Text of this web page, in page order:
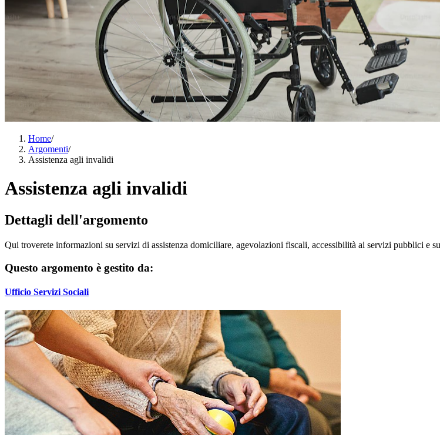
Home/
Argomenti/
Assistenza agli invalidi
Assistenza agli invalidi
Dettagli dell'argomento
Qui troverete informazioni su servizi di assistenza domiciliare, agevolazioni fiscali, accessibilità ai servizi pubblici e
Questo argomento è gestito da:
Ufficio Servizi Sociali